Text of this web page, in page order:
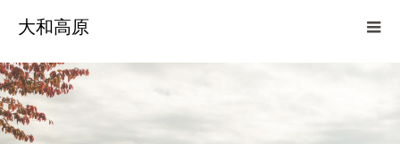
大和高原